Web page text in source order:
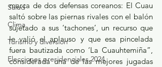
Salud
Clima
Turismo y diversión
Elecciones presidenciales 2024
marca de dos defensas coreanos: El Cuau
saltó sobre las piernas rivales con el balón
sujetado a sus ‘tachones’, un recurso que
le valió el aplauso y que esa pincelada
fuera bautizada como ‘La Cuauhtemiña”,
considerada una de las mejores jugadas